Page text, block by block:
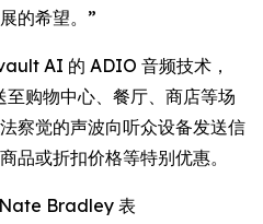
的希望。”
AI 的 ADIO 音频技术，
购物中心、餐厅、商店等场
察觉的声波向听众设备发送信
品或折扣价格等特别优惠。
Bradley 表